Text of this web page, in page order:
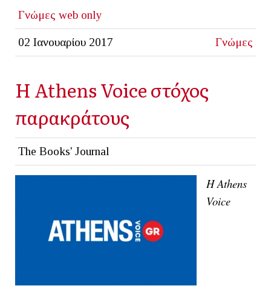
Γνώμες web only
02 Ιανουαρίου 2017 Γνώμες
H Athens Voice στόχος
παρακράτους
The Books' Journal
Η Athens
Voice